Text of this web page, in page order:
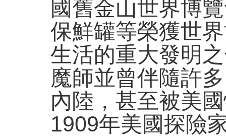
國舊金山世界博
保鮮罐等榮獲世
生活的重大發明
魔師並曾伴隨許
內陸，甚至被美
1909年美國探險